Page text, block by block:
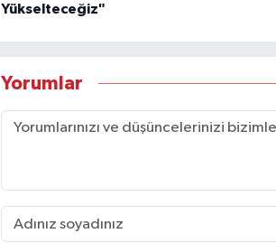
Yükselteceğiz"
Yorumlar